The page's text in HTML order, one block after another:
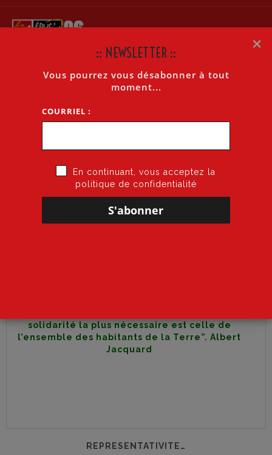
LA LETTRE INTERNET N°614 DU 15 SEPTEMBRE 2013
Accueil»La lettre internet n°614 du 15 septembre 2013
solidarité la plus nécessaire est celle de
l’ensemble des habitants de la Terre”. Albert
Jacquard
REPRESENTATIVITE…
×
:: NEWSLETTER ::
Vous pourrez vous désabonner à tout
moment...
COURRIEL :
En continuant, vous acceptez la
politique de confidentialité